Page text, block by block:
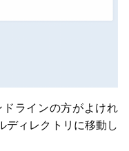
ラインの方がよけれ
ディレクトリに移動し